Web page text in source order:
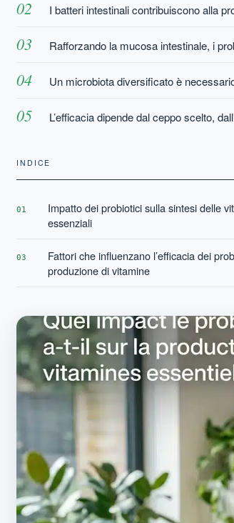
I batteri intestinali contribuiscono alla
Rafforzando la mucosa intestinale, i
Un microbiota diversificato è
L’efficacia dipende dal ceppo scelto,
INDICE
01
Impatto dei probiotici sulla sintesi delle
essenziali
03
Fattori che influenzano l’efficacia dei
produzione di vitamine